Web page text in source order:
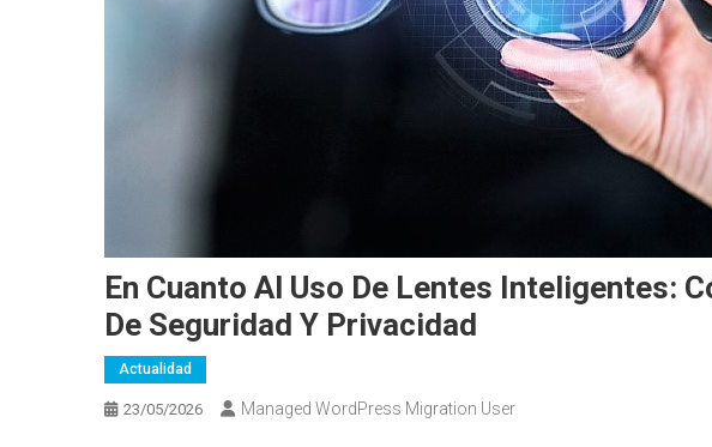
En Cuanto Al Uso De Lentes Inteligentes:
De Seguridad Y Privacidad
Actualidad
23/05/2026 Managed WordPress Migration User